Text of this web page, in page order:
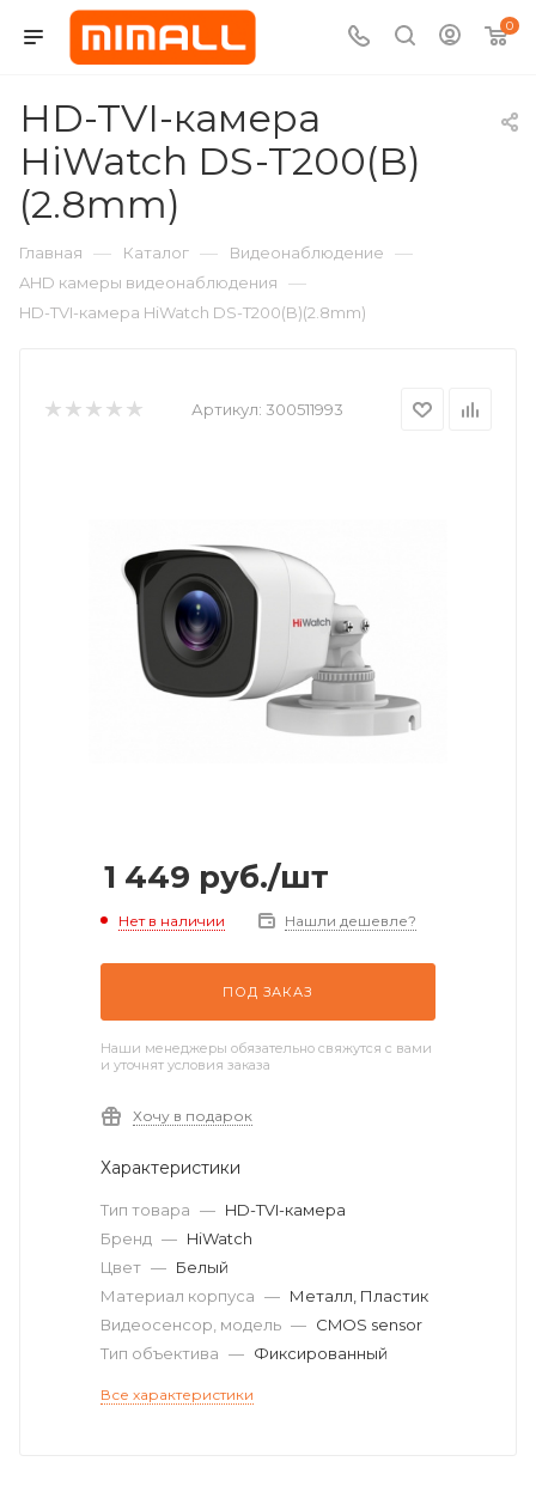
0
HD-TVI-камера
HiWatch DS-T200(B)
(2.8mm)
Главная — Каталог — Видеонаблюдение —
AHD камеры видеонаблюдения —
HD-TVI-камера HiWatch DS-T200(B)(2.8mm)
Артикул: 300511993
1 449 руб./шт
Нет в наличии Нашли дешевле?
ПОД ЗАКАЗ
Наши менеджеры обязательно свяжутся с вами
и уточнят условия заказа
Хочу в подарок
Характеристики
Тип товара — HD-TVI-камера
Бренд — HiWatch
Цвет — Белый
Материал корпуса — Металл, Пластик
Видеосенсор, модель — CMOS sensor
Тип объектива — Фиксированный
Все характеристики